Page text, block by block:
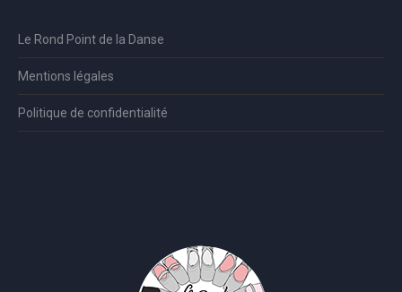
Le Rond Point de la Danse
Mentions légales
Politique de confidentialité